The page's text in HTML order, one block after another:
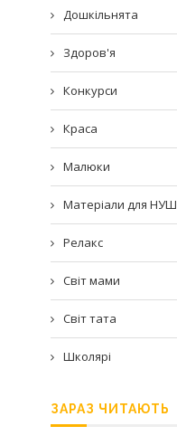
Дошкільнята
Здоров'я
Конкурси
Краса
Малюки
Матеріали для НУШ
Релакс
Світ мами
Світ тата
Школярі
ЗАРАЗ ЧИТАЮТЬ